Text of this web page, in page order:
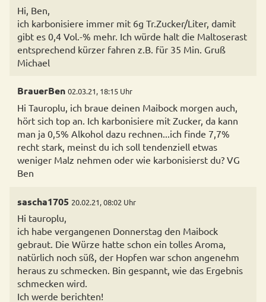
Hi, Ben,
ich karbonisiere immer mit 6g Tr.Zucker/Liter, damit
gibt es 0,4 Vol.-% mehr. Ich würde halt die Maltoserast
entsprechend kürzer fahren z.B. für 35 Min. Gruß
Michael
BrauerBen 02.03.21, 18:15 Uhr
Hi Tauroplu, ich braue deinen Maibock morgen auch,
hört sich top an. Ich karbonisiere mit Zucker, da kann
man ja 0,5% Alkohol dazu rechnen...ich finde 7,7%
recht stark, meinst du ich soll tendenziell etwas
weniger Malz nehmen oder wie karbonisierst du? VG
Ben
sascha1705 20.02.21, 08:02 Uhr
Hi tauroplu,
ich habe vergangenen Donnerstag den Maibock
gebraut. Die Würze hatte schon ein tolles Aroma,
natürlich noch süß, der Hopfen war schon angenehm
heraus zu schmecken. Bin gespannt, wie das Ergebnis
schmecken wird.
Ich werde berichten!